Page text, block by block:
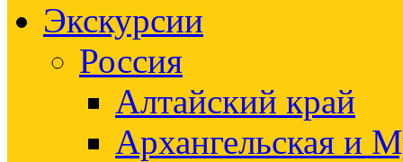
Экскурсии
Россия
Алтайский край
Архангельская и